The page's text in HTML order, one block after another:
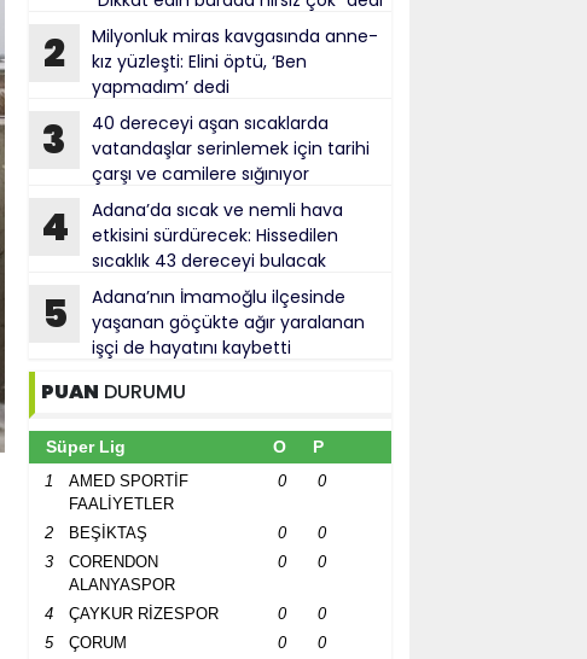
2
Milyonluk miras kavgasında anne-
kız yüzleşti: Elini öptü, ‘Ben
yapmadım’ dedi
3
40 dereceyi aşan sıcaklarda
vatandaşlar serinlemek için tarihi
çarşı ve camilere sığınıyor
4
Adana’da sıcak ve nemli hava
etkisini sürdürecek: Hissedilen
sıcaklık 43 dereceyi bulacak
5
Adana’nın İmamoğlu ilçesinde
yaşanan göçükte ağır yaralanan
işçi de hayatını kaybetti
PUAN DURUMU
Süper Lig O P
1
AMED SPORTİF
FAALİYETLER
0 0
2 BEŞİKTAŞ 0
0
3
CORENDON
ALANYASPOR
0 0
4 ÇAYKUR RİZESPOR 0
0
5
ÇORUM 0
0